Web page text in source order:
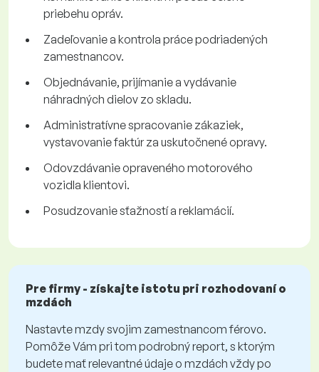
priebehu opráv.
Zadeľovanie a kontrola práce podriadených
zamestnancov.
Objednávanie, prijímanie a vydávanie
náhradných dielov zo skladu.
Administratívne spracovanie zákaziek,
vystavovanie faktúr za uskutočnené opravy.
Odovzdávanie opraveného motorového
vozidla klientovi.
Posudzovanie sťažností a reklamácií.
Pre firmy - získajte istotu pri rozhodovaní o
mzdách
Nastavte mzdy svojim zamestnancom férovo.
Pomôže Vám pri tom podrobný report, s ktorým
budete mať relevantné údaje o mzdách vždy po